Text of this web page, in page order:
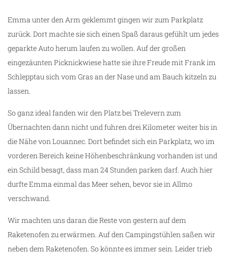
Emma unter den Arm geklemmt gingen wir zum Parkplatz
zurück. Dort machte sie sich einen Spaß daraus gefühlt um jedes
geparkte Auto herum laufen zu wollen. Auf der großen
eingezäunten Picknickwiese hatte sie ihre Freude mit Frank im
Schlepptau sich vom Gras an der Nase und am Bauch kitzeln zu
lassen.
So ganz ideal fanden wir den Platz bei Trelevern zum
Übernachten dann nicht und fuhren drei Kilometer weiter bis in
die Nähe von Louannec. Dort befindet sich ein Parkplatz, wo im
vorderen Bereich keine Höhenbeschränkung vorhanden ist und
ein Schild besagt, dass man 24 Stunden parken darf. Auch hier
durfte Emma einmal das Meer sehen, bevor sie in Allmo
verschwand.
Wir machten uns daran die Reste von gestern auf dem
Raketenofen zu erwärmen. Auf den Campingstühlen saßen wir
neben dem Raketenofen. So könnte es immer sein. Leider trieb